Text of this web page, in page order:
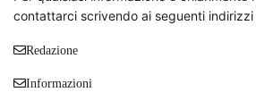
contattarci scrivendo ai seguenti indirizzi
Redazione
Informazioni